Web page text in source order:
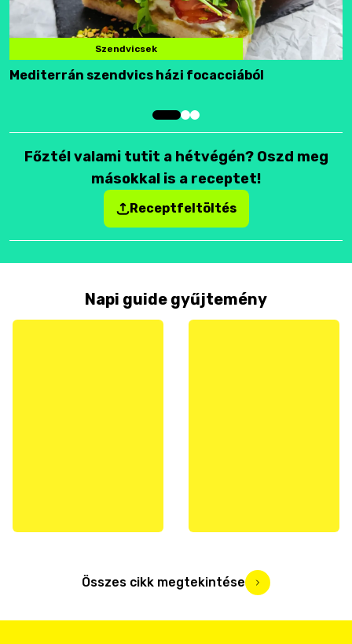
Szendvicsek
Mediterrán szendvics házi focacciából
Főztél valami tutit a hétvégén? Oszd meg
másokkal is a receptet!
Receptfeltöltés
Napi guide gyűjtemény
Összes cikk megtekintése